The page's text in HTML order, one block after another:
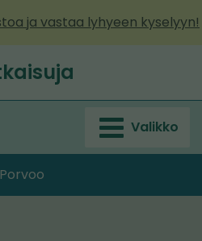
ja vastaa lyhyeen kyselyyn!
Valikko
Porvoo